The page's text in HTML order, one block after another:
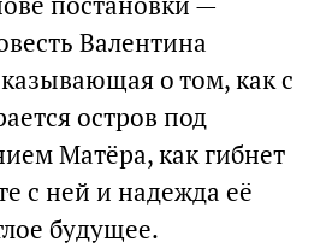
Валентина
о том, как с
остров под
Матёра, как гибнет
с ней и надежда её
будущее.